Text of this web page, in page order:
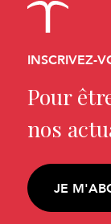
INSCRIVEZ-
Pour
nos
JE